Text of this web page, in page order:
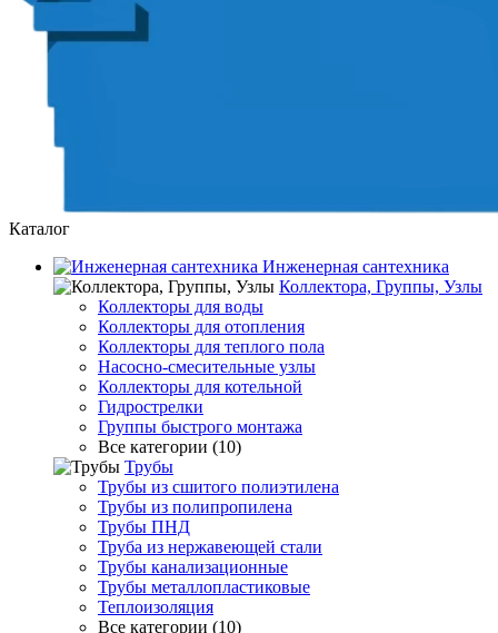
Каталог
Инженерная сантехника
Коллектора, Группы, Узлы
Коллекторы для воды
Коллекторы для отопления
Коллекторы для теплого пола
Насосно-смесительные узлы
Коллекторы для котельной
Гидрострелки
Группы быстрого монтажа
Все категории (10)
Трубы
Трубы из сшитого полиэтилена
Трубы из полипропилена
Трубы ПНД
Труба из нержавеющей стали
Трубы канализационные
Трубы металлопластиковые
Теплоизоляция
Все категории (10)